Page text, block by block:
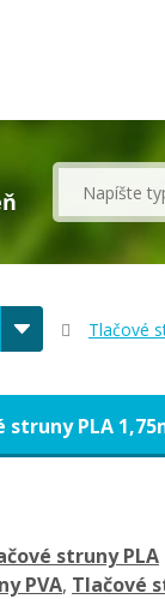
Tlačové
struny PLA
struny PLA
PVA, Tlačové